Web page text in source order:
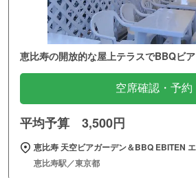
恵比寿の開放的な屋上テラスでBBQビア
空席確認・予約
平均予算 3,500円
恵比寿 天空ビアガーデン＆BBQ EBITEN
恵比寿駅／東京都